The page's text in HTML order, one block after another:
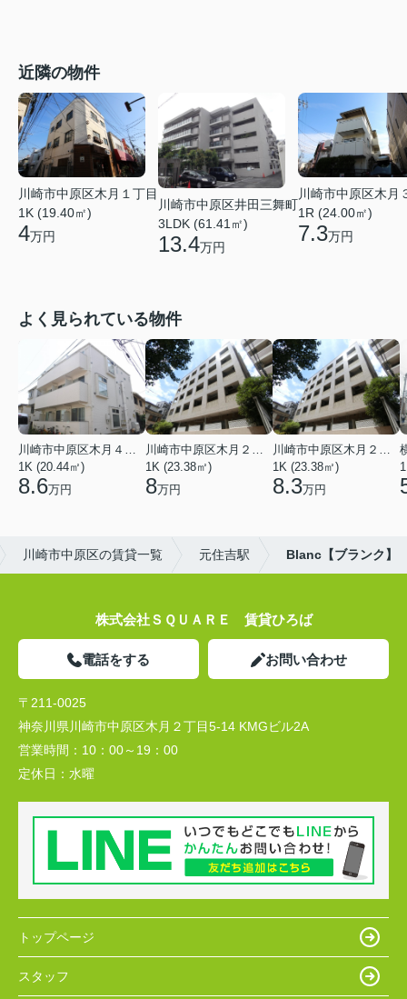
近隣の物件
川崎市中原区木月１丁目
1K (19.40㎡)
4万円
川崎市中原区井田三舞町
3LDK (61.41㎡)
13.4万円
川崎市中原区木月
1R (24.00㎡)
7.3万円
よく見られている物件
川崎市中原区木月４丁目
1K (20.44㎡)
8.6万円
川崎市中原区木月２丁目
1K (23.38㎡)
8万円
川崎市中原区木月２丁目
1K (23.38㎡)
8.3万円
川崎市中原区の賃貸一覧 元住吉駅 Blanc【ブランク】
株式会社ＳＱＵＡＲＥ 賃貸ひろば
電話をする お問い合わせ
〒211-0025
神奈川県川崎市中原区木月２丁目5-14 KMGビル2A
営業時間： 10：00～19：00
定休日： 水曜
トップページ
スタッフ